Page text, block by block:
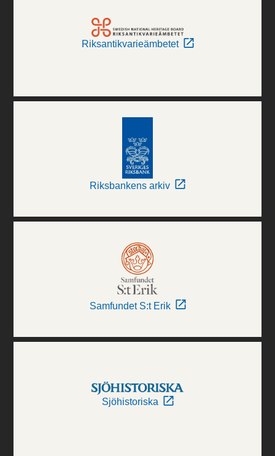
Riksantikvarieämbetet
Riksbankens arkiv
Samfundet S:t Erik
Sjöhistoriska